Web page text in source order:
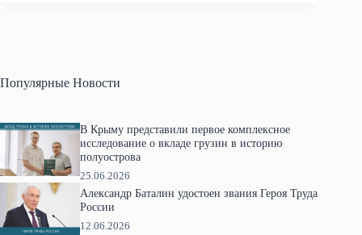
Популярные Новости
В Крыму представили первое комплексное
исследование о вкладе грузин в историю
полуострова
25.06.2026
Александр Баталин удостоен звания Героя Труда
России
12.06.2026